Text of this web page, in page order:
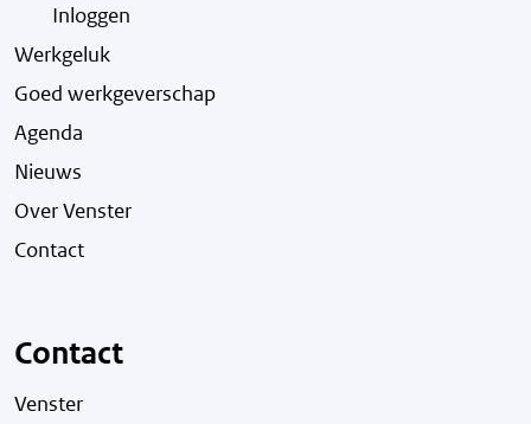
Inloggen
Werkgeluk
Goed werkgeverschap
Agenda
Nieuws
Over Venster
Contact
Contact
Venster